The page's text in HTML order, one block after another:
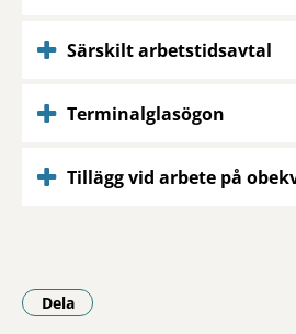
Särskilt arbetstidsavtal
Terminalglasögon
Tillägg vid arbete på
Dela
- Klicka för att öppna